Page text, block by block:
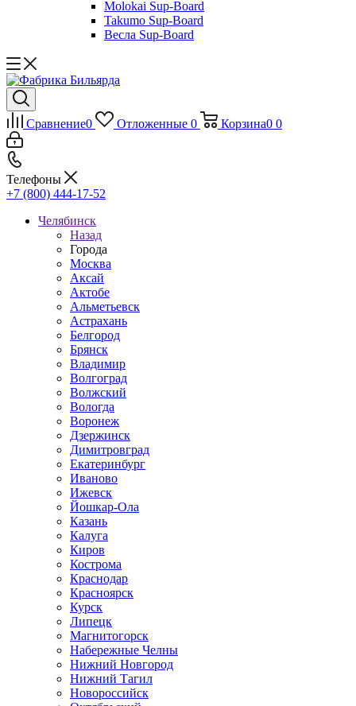
Molokai Sup-Board
Takumo Sup-Board
Весла Sup-Board
Сравнение0 Отложенные 0 Корзина0 0
Телефоны
+7 (800) 444-17-52
Челябинск
Назад
Города
Москва
Аксай
Актобе
Альметьевск
Астрахань
Белгород
Брянск
Владимир
Волгоград
Волжский
Вологда
Воронеж
Дзержинск
Димитровград
Екатеринбург
Иваново
Ижевск
Йошкар-Ола
Казань
Калуга
Киров
Кострома
Краснодар
Красноярск
Курск
Липецк
Магнитогорск
Набережные Челны
Нижний Новгород
Нижний Тагил
Новороссийск